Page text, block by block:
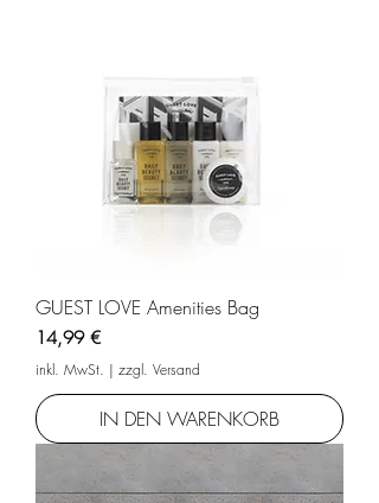
GUEST LOVE Amenities Bag
Preis
14,99 €
inkl. MwSt. | zzgl. Versand
IN DEN WARENKORB